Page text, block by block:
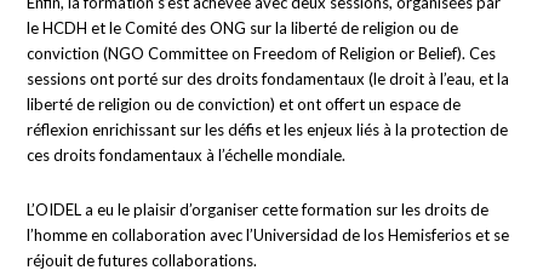
le HCDH et le Comité des ONG sur la liberté de religion ou de
conviction (NGO Committee on Freedom of Religion or Belief). Ces
sessions ont porté sur des droits fondamentaux (le droit à l’eau, et la
liberté de religion ou de conviction) et ont offert un espace de
réflexion enrichissant sur les défis et les enjeux liés à la protection de
ces droits fondamentaux à l’échelle mondiale.
L’OIDEL a eu le plaisir d’organiser cette formation sur les droits de
l’homme en collaboration avec l’Universidad de los Hemisferios et se
réjouit de futures collaborations.